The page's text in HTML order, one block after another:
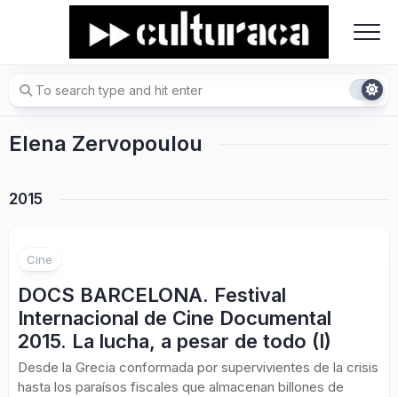
Elena Zervopoulou
2015
Cine
DOCS BARCELONA. Festival
Internacional de Cine Documental
2015. La lucha, a pesar de todo (I)
Desde la Grecia conformada por supervivientes de la crisis
hasta los paraísos fiscales que almacenan billones de